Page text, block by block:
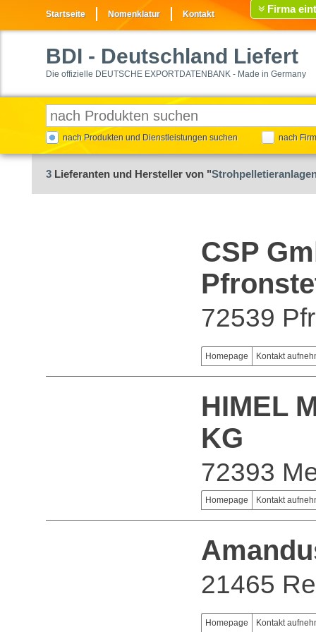
Startseite Nomenklatur Kontakt Firma
BDI - Deutschland Liefert
Die offizielle DEUTSCHE EXPORTDATENBANK - Made in Germany
nach Produkten und Dienstleistungen suchen nach
3 Lieferanten und Hersteller von "
CSP
72539
Homepage Kontakt
HIMEL
KG
72393
Homepage Kontakt
21465
Homepage Kontakt